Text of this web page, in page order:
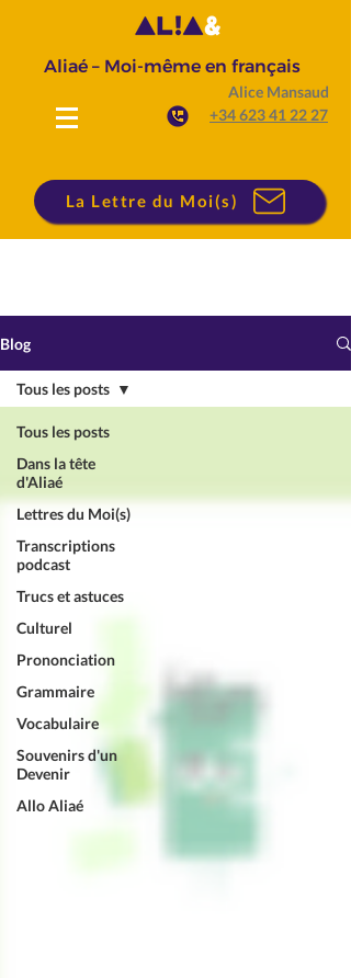
Aliaé – Moi-même en français
Alice Mansaud
+34 623 41 22 27
La Lettre du Moi(s)
Blog
Tous les posts
Dans la tête
d'Aliaé
Lettres du Moi(s)
Transcriptions
podcast
Trucs et astuces
Culturel
Prononciation
Grammaire
Vocabulaire
Souvenirs d'un
Devenir
Allo Aliaé
Tous les posts